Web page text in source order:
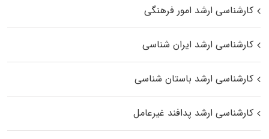
کارشناسی ارشد امور فرهنگی
کارشناسی ارشد ایران شناسی
کارشناسی ارشد باستان شناسی
کارشناسی ارشد پدافند غیرعامل